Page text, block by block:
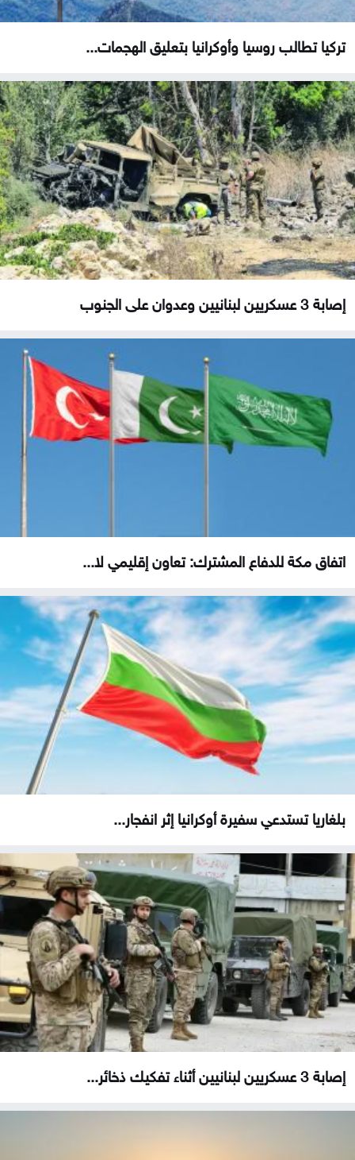
تركيا تطالب روسيا وأوكرانيا بتعليق الهجمات...
إصابة 3 عسكريين لبنانيين وعدوان على الجنوب
اتفاق مكة للدفاع المشترك: تعاون إقليمي لا...
بلغاريا تستدعي سفيرة أوكرانيا إثر انفجار...
إصابة 3 عسكريين لبنانيين أثناء تفكيك ذخائر...